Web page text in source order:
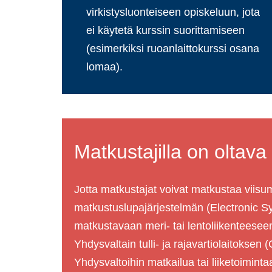
virkistysluonteiseen opiskeluun, jota
ei käytetä kurssin suorittamiseen
(esimerkiksi ruoanlaittokurssi osana
lomaa).
Matkustajilla on
Jotta matkustajat voivat matkustaa
matkustuslupajärjestelmän (Electronic
matkustavaan meri- tai
Yhdysvaltain tulli- ja rajavartiolaitoksen
Yhdysvaltoihin matkailua tai